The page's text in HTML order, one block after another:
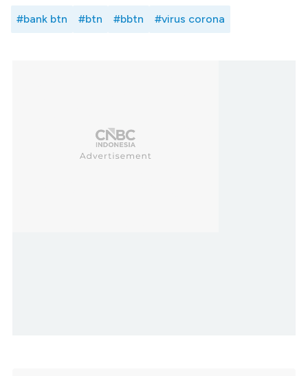
#bank btn #btn #bbtn #virus corona